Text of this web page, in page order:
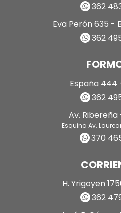
362
Eva Perón 635 -
362
España
362
Av.
Esquina Av.
370
H. Yrigoyen
362